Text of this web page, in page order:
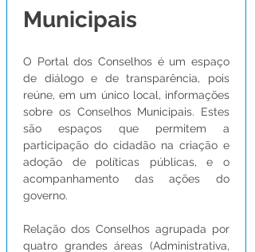
Municipais
O Portal dos Conselhos é um espaço
de diálogo e de transparência, pois
reúne, em um único local, informações
sobre os Conselhos Municipais. Estes
são espaços que permitem a
participação do cidadão na criação e
adoção de políticas públicas, e o
acompanhamento das ações do
governo.
Relação dos Conselhos agrupada por
quatro grandes áreas (Administrativa,